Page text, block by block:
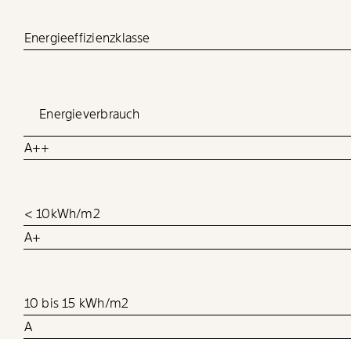
Energieeffizienzklasse
Energieverbrauch
A++
< 10kWh/m2
A+
10 bis 15 kWh/m2
A